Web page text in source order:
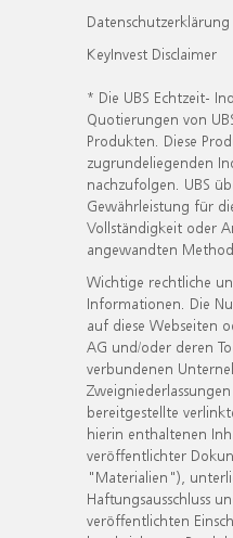
Datenschutzerklärung
KeyInvest Disclaimer
* Die UBS Echtzeit-
Quotierungen von
Produkten. Diese
zugrundeliegenden
nachzufolgen. UBS
Gewährleistung für
Vollständigkeit oder
angewandten
Wichtige rechtliche
Informationen. Die
auf diese Webseiten
AG und/oder deren
verbundenen
bereitgestellte
hierin enthaltenen
veröffentlichter
"Materialien"),
Haftungsausschluss
veröffentlichten